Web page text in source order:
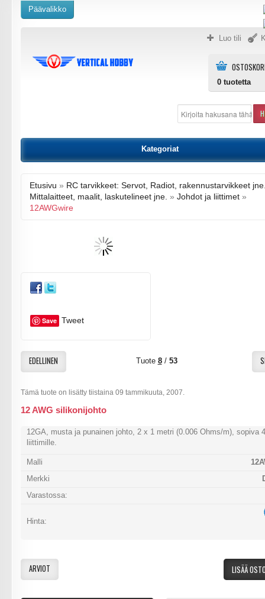
Luo tili
0 tuotetta
Päävalikko
Kategoriat
Etusivu » RC tarvikkeet: Servot, Radiot, rakennustarvikkeet
Mittalaitteet, maalit, laskutelineet jne. » Johdot ja liittimet »
12AWGwire
Save Tweet
EDELLINEN Tuote 8/ 53
Tämä tuote on lisätty tiistaina 09 tammikuuta, 2007.
12 AWG silikonijohto
12GA, musta ja punainen johto, 2 x 1 metri (0.006 Ohms/m), sopiva
liittimille.
Malli
Merkki
Varastossa:
Hinta:
LISÄÄ
ARVIOT